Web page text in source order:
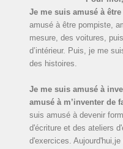
Je me suis amusé à
amusé à être pompiste,
mesure, des voitures,
d’intérieur. Puis, je me
des histoires.
Je me suis amusé à
amusé à m’inventer de
suis amusé à devenir
d'écriture et des ateliers
d'exercices.